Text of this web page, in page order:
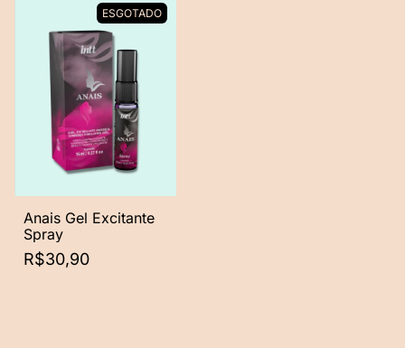
ESGOTADO
Anais Gel Excitante
Spray
R$30,90